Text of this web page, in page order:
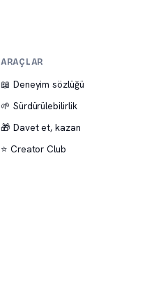
ARAÇLAR
📖 Deneyim sözlüğü
🌱 Sürdürülebilirlik
🎁 Davet et, kazan
⭐ Creator Club